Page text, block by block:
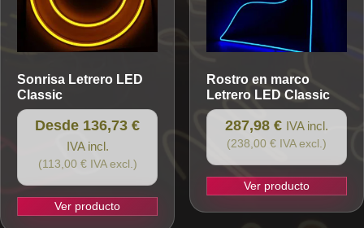
Sonrisa Letrero LED
Classic
Desde 136,73 €
IVA incl.
(113,00 € IVA excl.)
Ver producto
Rostro en marco
Letrero LED Classic
287,98 € IVA incl.
(238,00 € IVA excl.)
Ver producto